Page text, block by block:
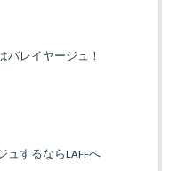
バレイヤージュ！
ュするならLAFFへ